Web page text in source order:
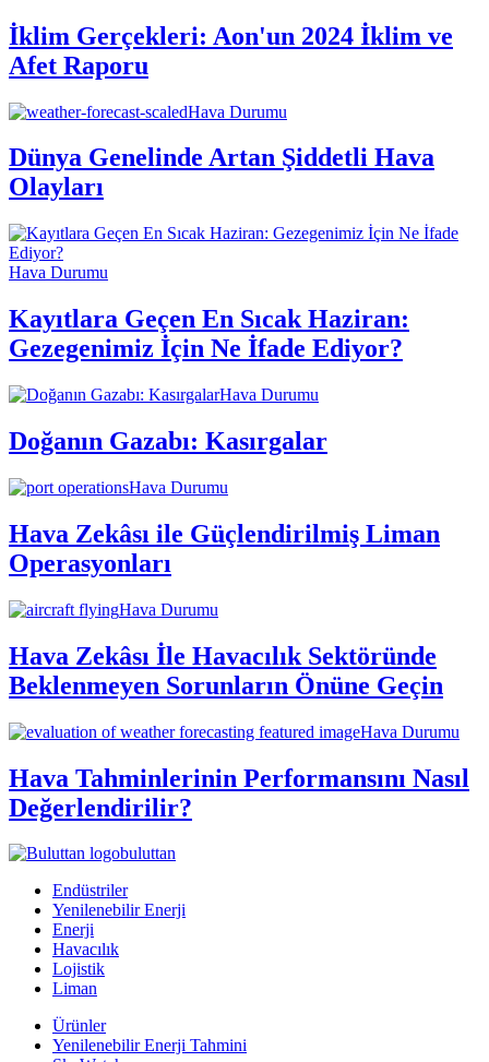
İklim Gerçekleri: Aon'un 2024 İklim ve
Afet Raporu
Hava Durumu
Dünya Genelinde Artan Şiddetli Hava
Olayları
Hava Durumu
Kayıtlara Geçen En Sıcak Haziran:
Gezegenimiz İçin Ne İfade Ediyor?
Hava Durumu
Doğanın Gazabı: Kasırgalar
Hava Durumu
Hava Zekâsı ile Güçlendirilmiş Liman
Operasyonları
Hava Durumu
Hava Zekâsı İle Havacılık Sektöründe
Beklenmeyen Sorunların Önüne Geçin
Hava Durumu
Hava Tahminlerinin Performansını Nasıl
Değerlendirilir?
buluttan
Endüstriler
Yenilenebilir Enerji
Enerji
Havacılık
Lojistik
Liman
Ürünler
Yenilenebilir Enerji Tahmini